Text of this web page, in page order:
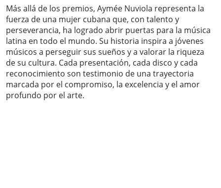
Más allá de los premios, Aymée Nuviola representa la
fuerza de una mujer cubana que, con talento y
perseverancia, ha logrado abrir puertas para la música
latina en todo el mundo. Su historia inspira a jóvenes
músicos a perseguir sus sueños y a valorar la riqueza
de su cultura. Cada presentación, cada disco y cada
reconocimiento son testimonio de una trayectoria
marcada por el compromiso, la excelencia y el amor
profundo por el arte.